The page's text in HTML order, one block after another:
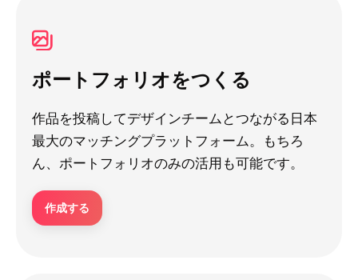
ポートフォリオをつくる
作品を投稿してデザインチームとつながる日本
最大のマッチングプラットフォーム。もちろ
ん、ポートフォリオのみの活用も可能です。
作成する